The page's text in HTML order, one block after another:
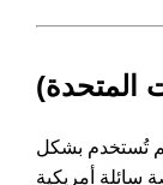
المتحدة)
تُستخدم بشكل
المتحدة، وتساوي 128 أونصة سائلة أمريكية